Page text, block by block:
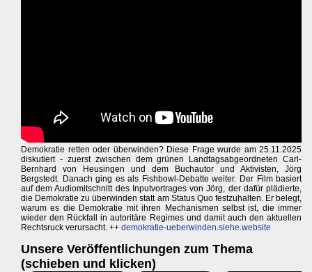
Demokratie retten oder überwinden? Diese Frage wurde am 25.11.2025
diskutiert - zuerst zwischen dem grünen Landtagsabgeordneten Carl-
Bernhard von Heusingen und dem Buchautor und Aktivisten, Jörg
Bergstedt. Danach ging es als Fishbowl-Debatte weiter. Der Film basiert
auf dem Audiomitschnitt des Inputvortrages von Jörg, der dafür plädierte,
die Demokratie zu überwinden statt am Status Quo festzuhalten. Er belegt,
warum es die Demokratie mit ihren Mechanismen selbst ist, die immer
wieder den Rückfall in autoritäre Regimes und damit auch den aktuellen
Rechtsruck verursacht. ++ demokratie-ueberwinden.siehe.website
Unsere Veröffentlichungen zum Thema
(schieben und klicken)